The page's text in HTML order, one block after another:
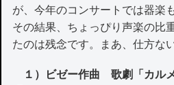
が、今年のコンサートでは器楽
その結果、ちょっぴり声楽の比
たのは残念です。まあ、仕方な
１）ビゼー作曲 歌劇「カル